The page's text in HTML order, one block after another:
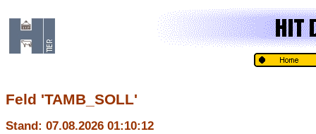
Feld 'TAMB_SOLL'
Stand: 07.08.2026 01:10:12